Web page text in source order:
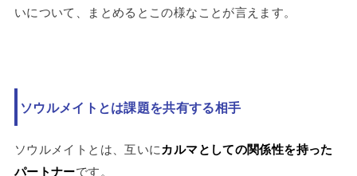
いについて、まとめるとこの様なことが言えます。
ソウルメイトとは課題を共有する相手
ソウルメイトとは、互いにカルマとしての関係性を持った
パートナーです。